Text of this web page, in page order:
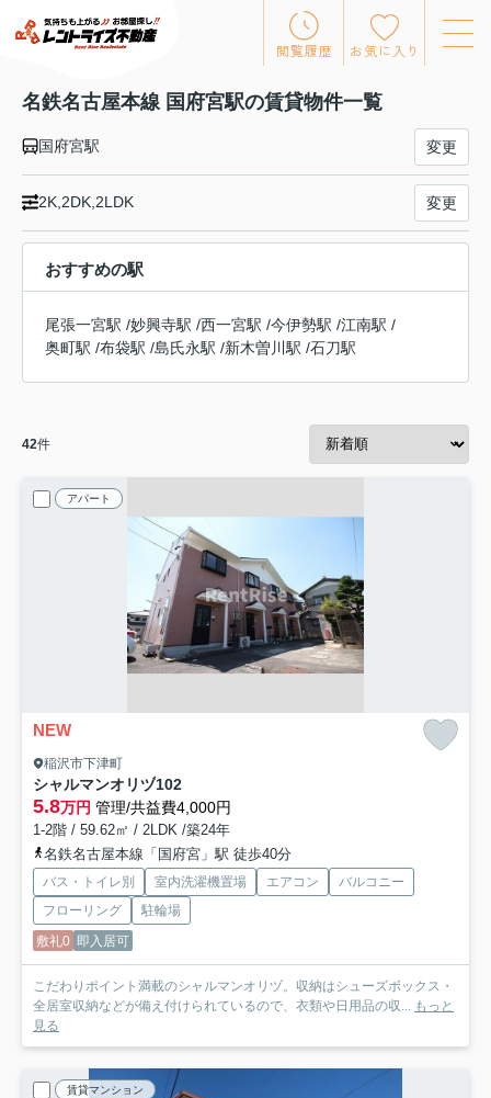
閲覧履歴 お気に入り
名鉄名古屋本線 国府宮駅の賃貸物件一覧
国府宮駅 変更
2K,2DK,2LDK 変更
おすすめの駅
尾張一宮駅 /妙興寺駅 /西一宮駅 /今伊勢駅 /江南駅 /
奥町駅 /布袋駅 /島氏永駅 /新木曽川駅 /石刀駅
42件
アパート
NEW
稲沢市下津町
シャルマンオリヅ102
5.8万円 管理/共益費4,000円
1-2階 / 59.62㎡ / 2LDK /築24年
名鉄名古屋本線「国府宮」駅 徒歩40分
バス・トイレ別 室内洗濯機置場 エアコン
バルコニー
フローリング
駐輪場
敷礼0 即入居可
こだわりポイント満載のシャルマンオリヅ。収納はシューズボックス・
全居室収納などが備え付けられているので、衣類や日用品の収...
もっと
見る
賃貸マンション